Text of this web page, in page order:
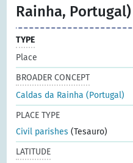
Rainha, Portugal)
TYPE
Place
BROADER CONCEPT
Caldas da Rainha (Portugal)
PLACE TYPE
Civil parishes (Tesauro)
LATITUDE